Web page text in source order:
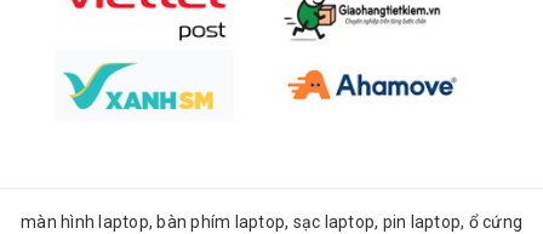
màn hình laptop, bàn phím laptop, sạc laptop, pin laptop, ổ cứng